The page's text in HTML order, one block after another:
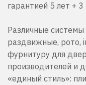
гарантией 5 лет +
Различные
раздвижные, рото,
фурнитуру для
производителей и
«единый стиль»: